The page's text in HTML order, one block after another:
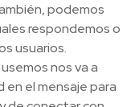
podemos
respondemos o
usuarios.
nos va a
en el mensaje para